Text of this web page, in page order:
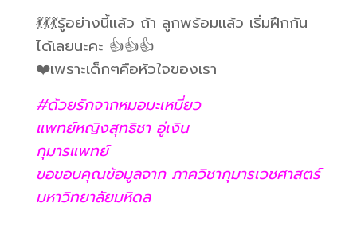
💃💃💃รู้อย่างนี้แล้ว ถ้า ลูกพร้อมแล้ว เริ่มฝึกกัน
ได้เลยนะคะ 👍👍👍
❤️เพราะเด็กๆคือหัวใจของเรา
#ด้วยรักจากหมอมะเหมี่ยว
แพทย์หญิงสุทธิชา อู่เงิน
กุมารแพทย์
ขอขอบคุณข้อมูลจาก ภาควิชากุมารเวชศาสตร์
มหาวิทยาลัยมหิดล